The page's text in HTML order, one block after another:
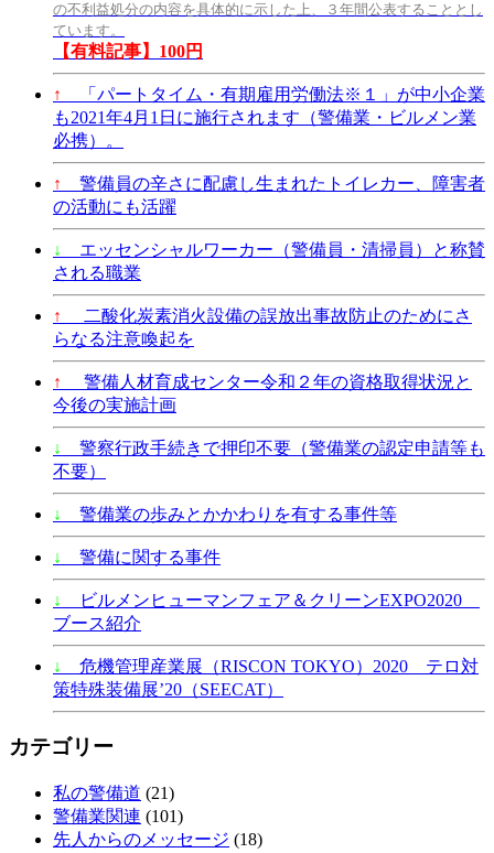
の不利益処分の内容を具体的に示した上、３年間公表することとし
ています。
【有料記事】100円
↑
「パートタイム・有期雇用労働法※１」が中小企業
も2021年4月1日に施行されます（警備業・ビルメン業
必携）。
↑
警備員の辛さに配慮し生まれたトイレカー、障害者
の活動にも活躍
↓
エッセンシャルワーカー（警備員・清掃員）と称賛
される職業
↑
二酸化炭素消火設備の誤放出事故防止のためにさ
らなる注意喚起を
↑
警備人材育成センター令和２年の資格取得状況と
今後の実施計画
↓
警察行政手続きで押印不要（警備業の認定申請等も
不要）
↓ 警備業の歩みとかかわりを有する事件等
↓ 警備に関する事件
↓
ビルメンヒューマンフェア＆クリーンEXPO2020
ブース紹介
↓
危機管理産業展（RISCON TOKYO）2020 テロ対
策特殊装備展’20（SEECAT）
カテゴリー
私の警備道 (21)
警備業関連 (101)
先人からのメッセージ (18)